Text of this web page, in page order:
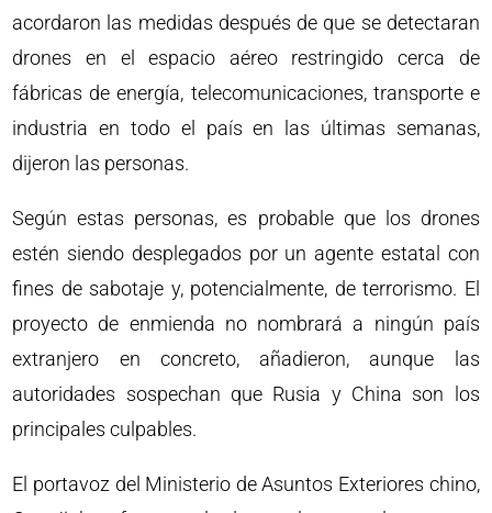
acordaron las medidas después de que se detectaran
drones en el espacio aéreo restringido cerca de
fábricas de energía, telecomunicaciones, transporte e
industria en todo el país en las últimas semanas,
dijeron las personas.
Según estas personas, es probable que los drones
estén siendo desplegados por un agente estatal con
fines de sabotaje y, potencialmente, de terrorismo. El
proyecto de enmienda no nombrará a ningún país
extranjero en concreto, añadieron, aunque las
autoridades sospechan que Rusia y China son los
principales culpables.
El portavoz del Ministerio de Asuntos Exteriores chino,